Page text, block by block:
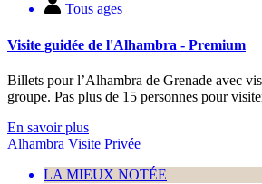
Tous ages
Visite guidée de l'Alhambra - Premium
Billets pour l’Alhambra de Grenade avec
groupe. Pas plus de 15 personnes pour
En savoir plus
Alhambra Visite Privée
LA MIEUX NOTÉE